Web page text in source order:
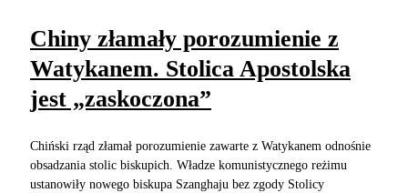
Chiny złamały porozumienie z
Watykanem. Stolica Apostolska
jest „zaskoczona”
Chiński rząd złamał porozumienie zawarte z Watykanem odnośnie
obsadzania stolic biskupich. Władze komunistycznego reżimu
ustanowiły nowego biskupa Szanghaju bez zgody Stolicy